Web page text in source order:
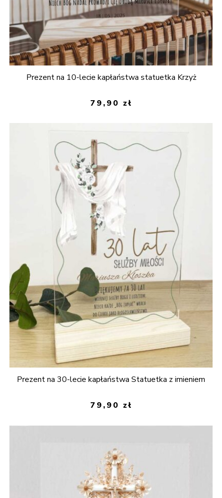
Prezent na 10-lecie kapłaństwa statuetka Krzyż
79,90 zł
Prezent na 30-lecie kapłaństwa Statuetka z imieniem
79,90 zł